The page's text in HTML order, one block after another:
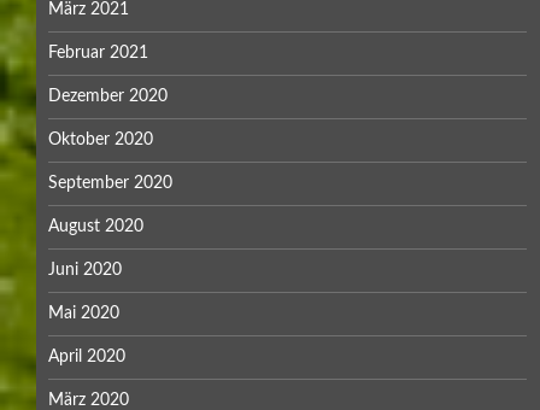
März 2021
Februar 2021
Dezember 2020
Oktober 2020
September 2020
August 2020
Juni 2020
Mai 2020
April 2020
März 2020